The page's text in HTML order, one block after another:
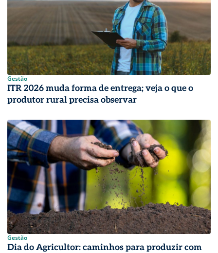
Gestão
ITR 2026 muda forma de entrega; veja o que o
produtor rural precisa observar
Gestão
Dia do Agricultor: caminhos para produzir com